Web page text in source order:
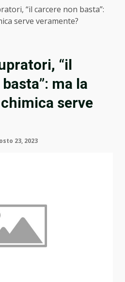
“il carcere non basta”:
serve veramente?
“il
ma la
serve
23, 2023